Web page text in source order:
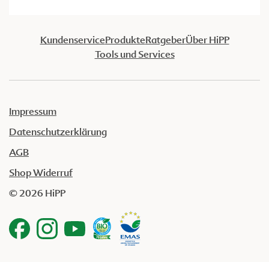
KundenserviceProdukteRatgeberÜber HiPP
Tools und Services
Impressum
Datenschutzerklärung
AGB
Shop Widerruf
© 2026 HiPP